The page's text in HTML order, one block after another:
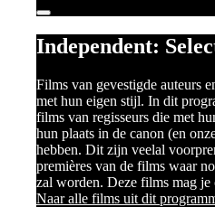
Independent:
Films van gevestigde auteurs
met hun eigen stijl. In dit
films van regisseurs die met
hun plaats in de canon (en
hebben. Dit zijn veelal
premières van de films waar
zal worden. Deze films mag je
Naar alle films uit dit